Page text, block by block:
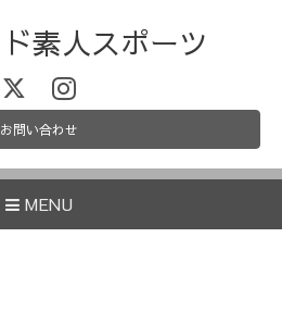
素人スポーツ
お問い合わせ
MENU